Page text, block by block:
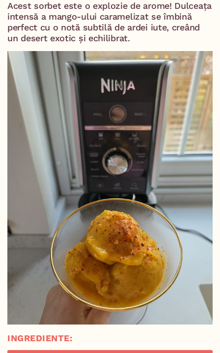
Acest sorbet este o explozie de arome! Dulceața
intensă a mango-ului caramelizat se îmbină
perfect cu o notă subtilă de ardei iute, creând
un desert exotic și echilibrat.
INGREDIENTE: